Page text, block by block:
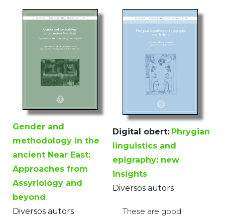
Gender and
methodology in the
ancient Near East:
Approaches from
Assyriology and
beyond
Diversos autors
Digital obert: Phrygian
linguistics and
epigraphy: new
insights
Diversos autors
These are good